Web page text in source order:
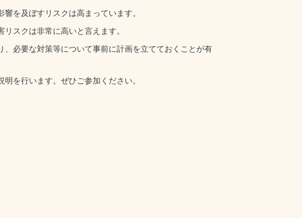
を及ぼすリスクは高まっています。
スクは非常に高いと言えます。
必要な対策等について事前に計画を立てておくことが有
を行います。ぜひご参加ください。